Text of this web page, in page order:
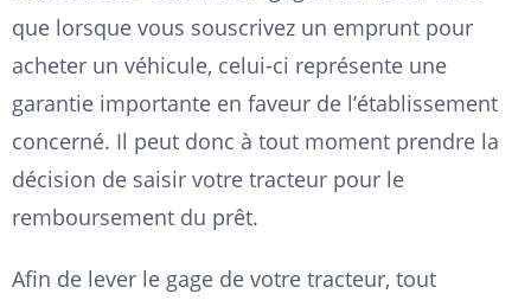
que lorsque vous souscrivez un emprunt pour
acheter un véhicule, celui-ci représente une
garantie importante en faveur de l’établissement
concerné. Il peut donc à tout moment prendre la
décision de saisir votre tracteur pour le
remboursement du prêt.
Afin de lever le gage de votre tracteur, tout